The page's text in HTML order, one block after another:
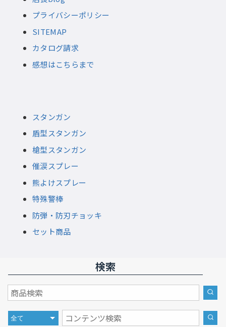
プライバシーポリシー
SITEMAP
カタログ請求
感想はこちらまで
スタンガン
盾型スタンガン
槍型スタンガン
催涙スプレー
熊よけスプレー
特殊警棒
防弾・防刃チョッキ
セット商品
検索